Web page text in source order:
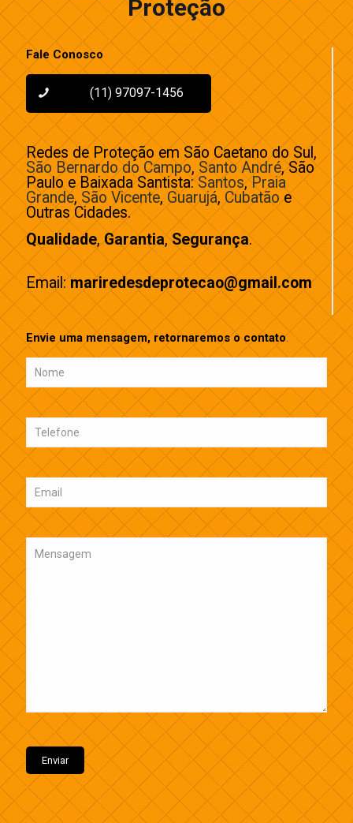
Proteção
Fale Conosco
(11) 97097-1456
Redes de Proteção em São Caetano do Sul,
São Bernardo do Campo, Santo André, São
Paulo e Baixada Santista:Santos,Praia
Grande,São Vicente, Guarujá, Cubatãoe
Outras Cidades.
Qualidade,Garantia,Segurança.
Email:mariredesdeprotecao@gmail.com
Envie uma mensagem, retornaremos o contato.